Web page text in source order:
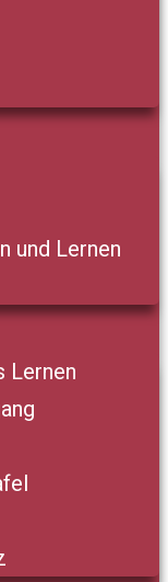
und Lernen
Lernen